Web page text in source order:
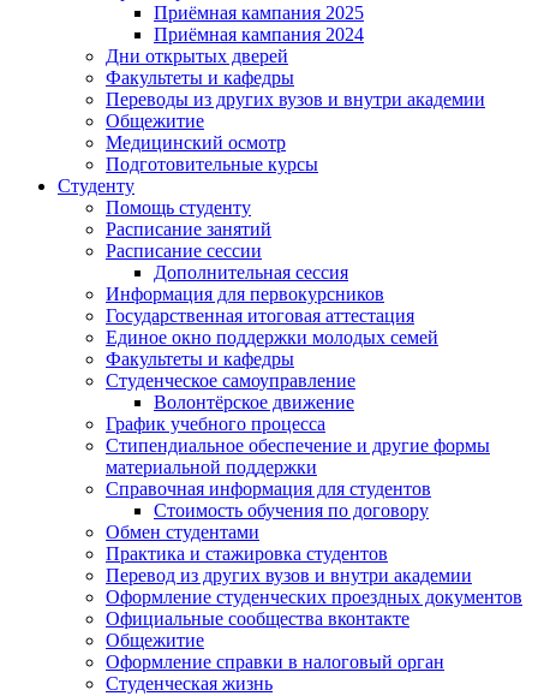
Приёмная кампания 2025
Приёмная кампания 2024
Дни открытых дверей
Факультеты и кафедры
Переводы из других вузов и внутри академии
Общежитие
Медицинский осмотр
Подготовительные курсы
Студенту
Помощь студенту
Расписание занятий
Расписание сессии
Дополнительная сессия
Информация для первокурсников
Государственная итоговая аттестация
Единое окно поддержки молодых семей
Факультеты и кафедры
Студенческое самоуправление
Волонтёрское движение
График учебного процесса
Стипендиальное обеспечение и другие формы
материальной поддержки
Справочная информация для студентов
Cтоимость обучения по договору
Обмен студентами
Практика и стажировка студентов
Перевод из других вузов и внутри академии
Оформление студенческих проездных документов
Официальные сообщества вконтакте
Общежитие
Оформление справки в налоговый орган
Студенческая жизнь